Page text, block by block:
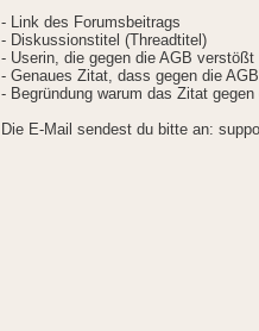
- Link des Forumsbeitrags
- Diskussionstitel (Threadtitel)
- Userin, die gegen die AGB verstößt
- Genaues Zitat, dass gegen die
- Begründung warum das Zitat
Die E-Mail sendest du bitte an: